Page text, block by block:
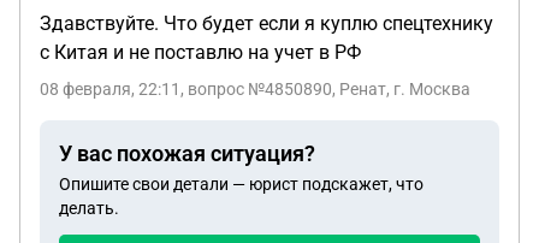
Здавствуйте. Что будет если я куплю спецтехнику
с Китая и не поставлю на учет в РФ
08 февраля, 22:11 , вопрос №4850890, Ренат, г. Москва
У вас похожая ситуация?
Опишите свои детали — юрист подскажет, что
делать.